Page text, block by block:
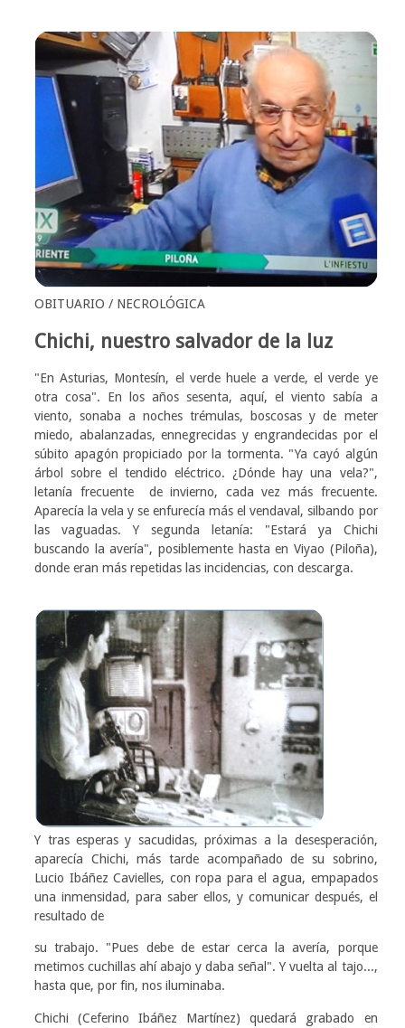
OBITUARIO / NECROLÓGICA
Chichi, nuestro salvador de la luz
"En Asturias, Montesín, el verde huele a verde, el verde ye
otra cosa". En los años sesenta, aquí, el viento sabía a
viento, sonaba a noches trémulas, boscosas y de meter
miedo, abalanzadas, ennegrecidas y engrandecidas por el
súbito apagón propiciado por la tormenta. "Ya cayó algún
árbol sobre el tendido eléctrico. ¿Dónde hay una vela?",
letanía frecuente de invierno, cada vez más frecuente.
Aparecía la vela y se enfurecía más el vendaval, silbando por
las vaguadas. Y segunda letanía: "Estará ya Chichi
buscando la avería", posiblemente hasta en Viyao (Piloña),
donde eran más repetidas las incidencias, con descarga.
Y tras esperas y sacudidas, próximas a la desesperación,
aparecía Chichi, más tarde acompañado de su sobrino,
Lucio Ibáñez Cavielles, con ropa para el agua, empapados
una inmensidad, para saber ellos, y comunicar después, el
resultado de
su trabajo. "Pues debe de estar cerca la avería, porque
metimos cuchillas ahí abajo y daba señal". Y vuelta al tajo...,
hasta que, por fin, nos iluminaba.
Chichi (Ceferino Ibáñez Martínez) quedará grabado en